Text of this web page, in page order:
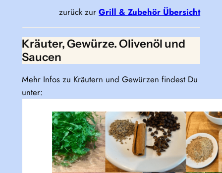
zurück zurGrill & Zubehör Übersicht
Kräuter, Gewürze. Olivenöl und
Saucen
Mehr Infos zu Kräutern und Gewürzen findest Du
unter: